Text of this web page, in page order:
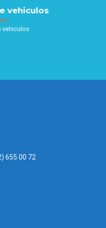
vehiculos
vehiculos
655 00 72